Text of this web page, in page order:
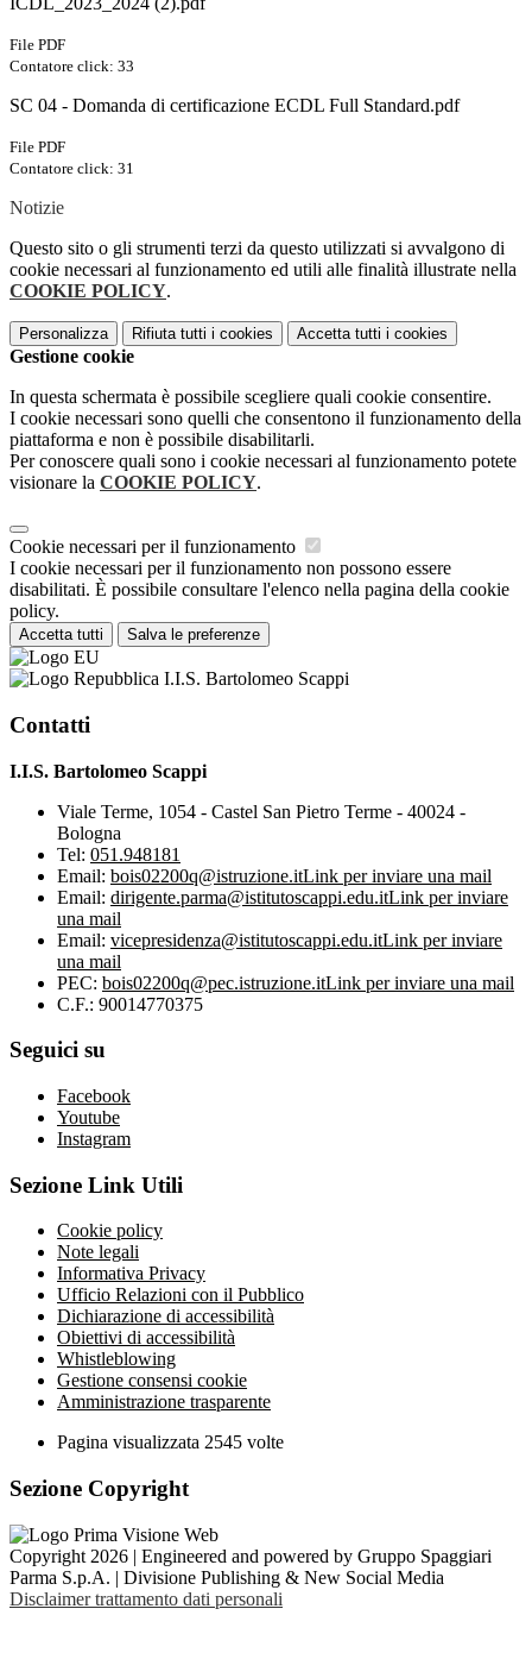
File PDF
Contatore click: 33
SC 04 - Domanda di certificazione ECDL Full Standard.pdf
File PDF
Contatore click: 31
Notizie
Questo sito o gli strumenti terzi da questo utilizzati si avvalgono di
cookie necessari al funzionamento ed utili alle finalità illustrate nella
COOKIE POLICY.
Personalizza Rifiuta tutti i cookies Accetta tutti i cookies
Gestione cookie
In questa schermata è possibile scegliere quali cookie consentire.
I cookie necessari sono quelli che consentono il funzionamento della
piattaforma e non è possibile disabilitarli.
Per conoscere quali sono i cookie necessari al funzionamento potete
visionare la COOKIE POLICY.
Cookie necessari per il funzionamento
I cookie necessari per il funzionamento non possono essere
disabilitati. È possibile consultare l'elenco nella pagina della cookie
policy.
Accetta tutti Salva le preferenze
I.I.S. Bartolomeo Scappi
Contatti
I.I.S. Bartolomeo Scappi
Viale Terme, 1054 - Castel San Pietro Terme - 40024 -
Bologna
Tel: 051.948181
Email: bois02200q@istruzione.itLink per inviare una mail
Email: dirigente.parma@istitutoscappi.edu.itLink per inviare
una mail
Email: vicepresidenza@istitutoscappi.edu.itLink per inviare
una mail
PEC: bois02200q@pec.istruzione.itLink per inviare una mail
C.F.: 90014770375
Seguici su
Facebook
Youtube
Instagram
Sezione Link Utili
Cookie policy
Note legali
Informativa Privacy
Ufficio Relazioni con il Pubblico
Dichiarazione di accessibilità
Obiettivi di accessibilità
Whistleblowing
Gestione consensi cookie
Amministrazione trasparente
Pagina visualizzata 2545 volte
Sezione Copyright
Copyright 2026 | Engineered and powered by Gruppo Spaggiari
Parma S.p.A. | Divisione Publishing & New Social Media
Disclaimer trattamento dati personali